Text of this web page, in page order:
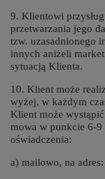
9. Klientowi
przetwarzania jego
tzw. uzasadnionego
innych aniżeli
sytuacją Klienta.
10. Klient może
wyżej, w każdym
Klient może
mowa w punkcie 6-9
oświadczenia:
a) mailowo, na